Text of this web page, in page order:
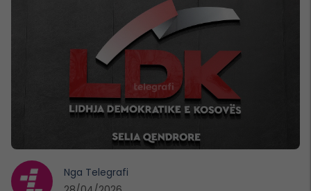
Nga Telegrafi